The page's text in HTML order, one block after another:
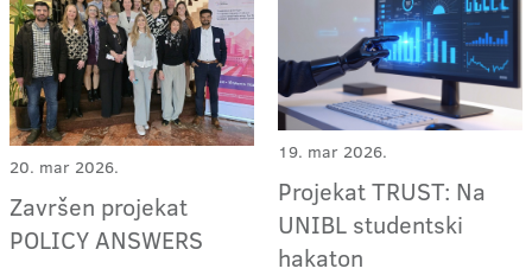
20. mar 2026.
Završen projekat
POLICY ANSWERS
19. mar 2026.
Projekat TRUST: Na
UNIBL studentski
hakaton